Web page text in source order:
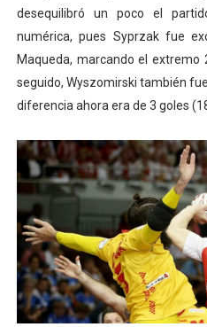
desequilibró un poco el
numérica, pues Syprzak fue
Maqueda, marcando el extremo
seguido, Wyszomirski también
diferencia ahora era de 3 goles